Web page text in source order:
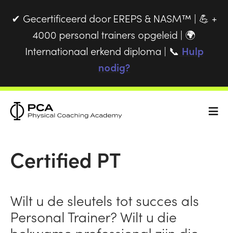
✔ Gecertificeerd door EREPS & NASM™ | 💪 +
4000 personal trainers opgeleid | 🌍
Internationaal erkend diploma | 📞 Hulp
nodig?
Certified PT
Wilt u de sleutels tot succes als
Personal Trainer? Wilt u die